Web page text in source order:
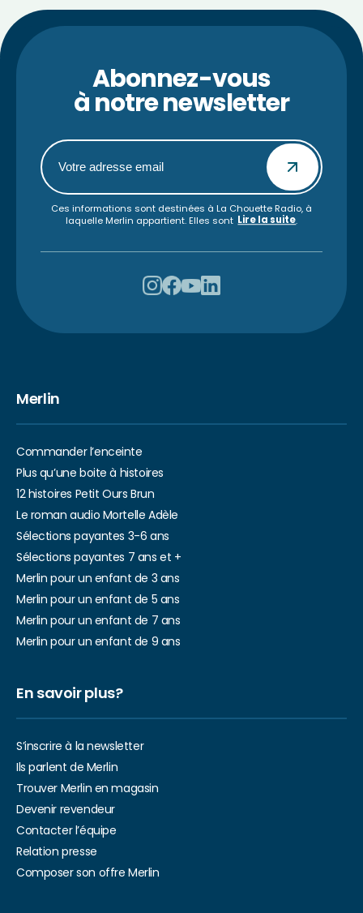
Abonnez-vous
à notre newsletter
Ces informations sont destinées à La Chouette Radio, à
laquelle Merlin appartient. Elles sont Lire la suite.
Merlin
Commander l’enceinte
Plus qu’une boite à histoires
12 histoires Petit Ours Brun
Le roman audio Mortelle Adèle
Sélections payantes 3-6 ans
Sélections payantes 7 ans et +
Merlin pour un enfant de 3 ans
Merlin pour un enfant de 5 ans
Merlin pour un enfant de 7 ans
Merlin pour un enfant de 9 ans
En savoir plus?
S’inscrire à la newsletter
Ils parlent de Merlin
Trouver Merlin en magasin
Devenir revendeur
Contacter l’équipe
Relation presse
Composer son offre Merlin